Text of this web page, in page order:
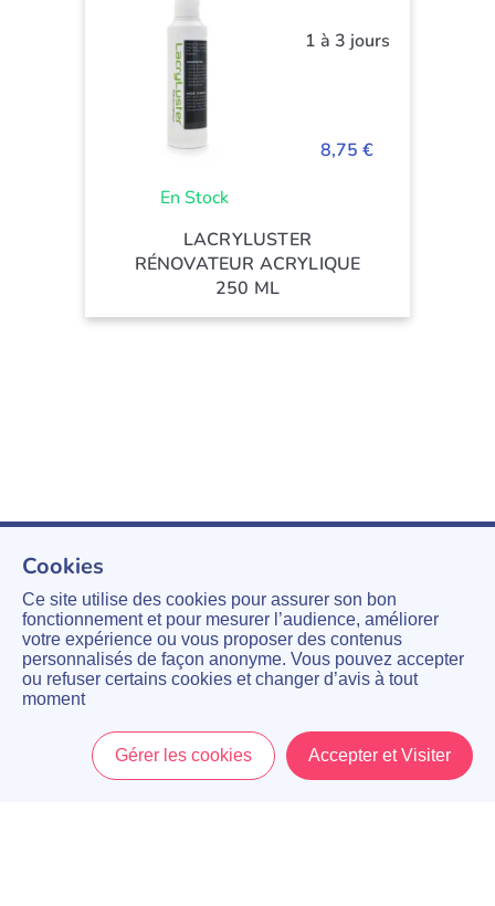
En Stock
1 à 3 jours
8,75 €
LACRYLUSTER
RÉNOVATEUR ACRYLIQUE
250 ML
Cookies
Ce site utilise des cookies pour assurer son bon
fonctionnement et pour mesurer l’audience, améliorer
votre expérience ou vous proposer des contenus
personnalisés de façon anonyme. Vous pouvez accepter
ou refuser certains cookies et changer d’avis à tout
moment
Gérer les cookies Accepter et Visiter
Menu Mon Compte Panier